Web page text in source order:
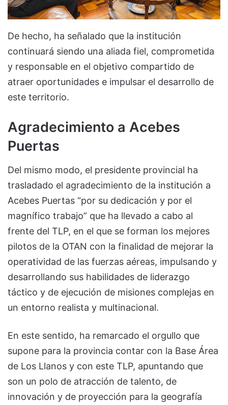
De hecho, ha señalado que la institución
continuará siendo una aliada fiel, comprometida
y responsable en el objetivo compartido de
atraer oportunidades e impulsar el desarrollo de
este territorio.
Agradecimiento a Acebes
Puertas
Del mismo modo, el presidente provincial ha
trasladado el agradecimiento de la institución a
Acebes Puertas “por su dedicación y por el
magnífico trabajo” que ha llevado a cabo al
frente del TLP, en el que se forman los mejores
pilotos de la OTAN con la finalidad de mejorar la
operatividad de las fuerzas aéreas, impulsando y
desarrollando sus habilidades de liderazgo
táctico y de ejecución de misiones complejas en
un entorno realista y multinacional.
En este sentido, ha remarcado el orgullo que
supone para la provincia contar con la Base Área
de Los Llanos y con este TLP, apuntando que
son un polo de atracción de talento, de
innovación y de proyección para la geografía